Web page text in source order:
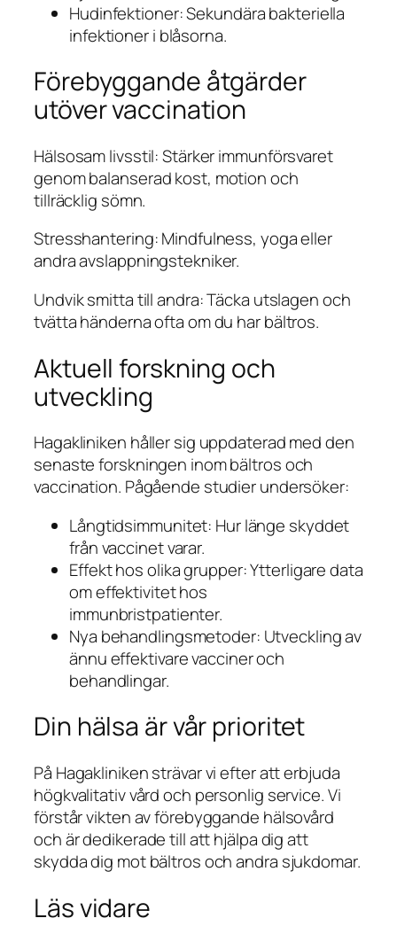
Hudinfektioner: Sekundära bakteriella
infektioner i blåsorna.
Förebyggande åtgärder
utöver vaccination
Hälsosam livsstil: Stärker immunförsvaret
genom balanserad kost, motion och
tillräcklig sömn.
Stresshantering: Mindfulness, yoga eller
andra avslappningstekniker.
Undvik smitta till andra: Täcka utslagen och
tvätta händerna ofta om du har bältros.
Aktuell forskning och
utveckling
Hagakliniken håller sig uppdaterad med den
senaste forskningen inom bältros och
vaccination. Pågående studier undersöker:
Långtidsimmunitet: Hur länge skyddet
från vaccinet varar.
Effekt hos olika grupper: Ytterligare data
om effektivitet hos
immunbristpatienter.
Nya behandlingsmetoder: Utveckling av
ännu effektivare vacciner och
behandlingar.
Din hälsa är vår prioritet
På Hagakliniken strävar vi efter att erbjuda
högkvalitativ vård och personlig service. Vi
förstår vikten av förebyggande hälsovård
och är dedikerade till att hjälpa dig att
skydda dig mot bältros och andra sjukdomar.
Läs vidare